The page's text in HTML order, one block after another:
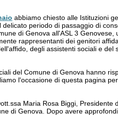
all'ASL 3 Genovese, un tavolo
dei genitori affidatari, delle case
assistenti sociali e del servizio
di Genova hanno risposto
di questa pagina per ringraziarli
Rosa Biggi, Presidente della 5^
Dopo avere approfondito le nostre
caldamente sostenuto la nostra
informandoci che eravamo convocati il
Sociali del Comune.